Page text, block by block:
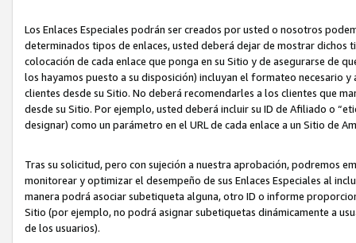
Los Enlaces Especiales podrán ser creados por usted o nosotros
determinados tipos de enlaces, usted deberá dejar de mostrar dichos
colocación de cada enlace que ponga en su Sitio y de asegurarse de
los hayamos puesto a su disposición) incluyan el formateo necesario
clientes desde su Sitio. No deberá recomendarles a los clientes que
desde su Sitio. Por ejemplo, usted deberá incluir su ID de Afiliado o
designar) como un parámetro en el URL de cada enlace a un Sitio de
Tras su solicitud, pero con sujeción a nuestra aprobación, podremos
monitorear y optimizar el desempeño de sus Enlaces Especiales al
manera podrá asociar subetiqueta alguna, otro ID o informe
Sitio (por ejemplo, no podrá asignar subetiquetas dinámicamente a
de los usuarios).